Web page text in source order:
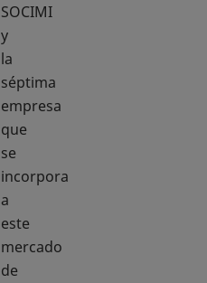
SOCIMI
y
la
séptima
empresa
que
se
incorpora
a
este
mercado
de